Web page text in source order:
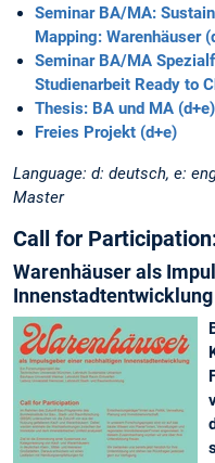
Seminar BA/MA:
Mapping: Warenhäuser
Seminar BA/MA
Studienarbeit Ready to
Thesis: BA und MA (d+e)
Freies Projekt (d+e)
Language: d: deutsch, e:
Master
Call for
Warenhäuser als
Innenstadtentwicklung